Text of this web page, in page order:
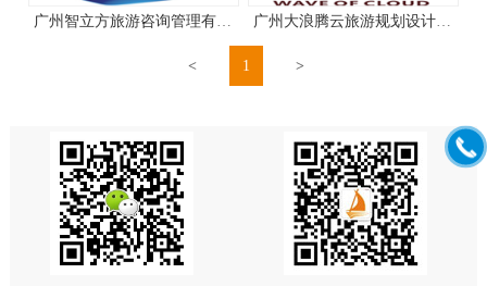
广州智立方旅游咨询管理有限公司
1